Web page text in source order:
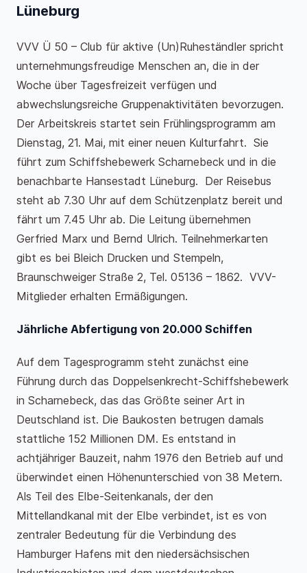
Lüneburg
VVV Ü 50 – Club für aktive (Un)Ruheständler spricht
unternehmungsfreudige Menschen an, die in der
Woche über Tagesfreizeit verfügen und
abwechslungsreiche Gruppenaktivitäten bevorzugen.
Der Arbeitskreis startet sein Frühlingsprogramm am
Dienstag, 21. Mai, mit einer neuen Kulturfahrt. Sie
führt zum Schiffshebewerk Scharnebeck und in die
benachbarte Hansestadt Lüneburg. Der Reisebus
steht ab 7.30 Uhr auf dem Schützenplatz bereit und
fährt um 7.45 Uhr ab. Die Leitung übernehmen
Gerfried Marx und Bernd Ulrich. Teilnehmerkarten
gibt es bei Bleich Drucken und Stempeln,
Braunschweiger Straße 2, Tel. 05136 – 1862. VVV-
Mitglieder erhalten Ermäßigungen.
Jährliche Abfertigung von 20.000 Schiffen
Auf dem Tagesprogramm steht zunächst eine
Führung durch das Doppelsenkrecht-Schiffshebewerk
in Scharnebeck, das das Größte seiner Art in
Deutschland ist. Die Baukosten betrugen damals
stattliche 152 Millionen DM. Es entstand in
achtjähriger Bauzeit, nahm 1976 den Betrieb auf und
überwindet einen Höhenunterschied von 38 Metern.
Als Teil des Elbe-Seitenkanals, der den
Mittellandkanal mit der Elbe verbindet, ist es von
zentraler Bedeutung für die Verbindung des
Hamburger Hafens mit den niedersächsischen